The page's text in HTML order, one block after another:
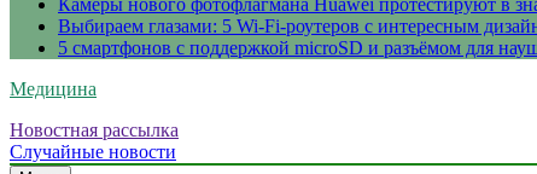
Камеры нового фотофлагмана Huawei протестируют в
Выбираем глазами: 5 Wi-Fi-роутеров с интересным
5 смартфонов с поддержкой microSD и разъёмом для
Медицина
Новостная рассылка
Случайные новости